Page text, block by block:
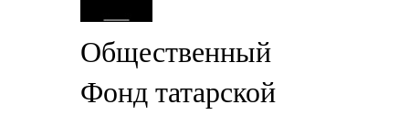
Общественный
Фонд татарской